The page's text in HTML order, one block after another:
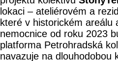
lokaci – ateliérovém a
které v historickém areálu
nemocnice od roku 2023
platforma Petrohradská
navazuje na dlouhodobou